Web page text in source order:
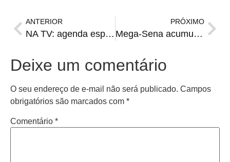
ANTERIOR
NA TV: agenda esportiva de quarta-feira
PRÓXIMO
Mega-Sena acumula e próximo concurso pode pagar R$ 40 milhões
Deixe um comentário
O seu endereço de e-mail não será publicado. Campos
obrigatórios são marcados com *
Comentário *